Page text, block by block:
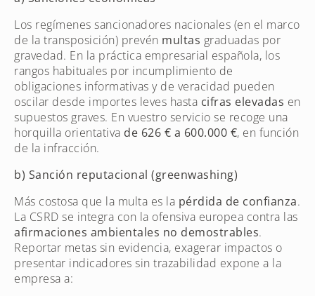
Los regímenes sancionadores nacionales (en el marco
de la transposición) prevén multas graduadas por
gravedad. En la práctica empresarial española, los
rangos habituales por incumplimiento de
obligaciones informativas y de veracidad pueden
oscilar desde importes leves hasta cifras elevadas en
supuestos graves. En vuestro servicio se recoge una
horquilla orientativa de 626 € a 600.000 €, en función
de la infracción.
b) Sanción reputacional (greenwashing)
Más costosa que la multa es la pérdida de confianza.
La CSRD se integra con la ofensiva europea contra las
afirmaciones ambientales no demostrables.
Reportar metas sin evidencia, exagerar impactos o
presentar indicadores sin trazabilidad expone a la
empresa a: